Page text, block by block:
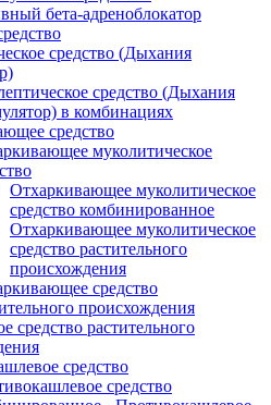
бета-адреноблокатор
средство (Дыхания
средство (Дыхания
в комбинациях
средство
муколитическое
Отхаркивающее муколитическое
средство комбинированное
Отхаркивающее муколитическое
средство растительного
происхождения
средство
происхождения
средство растительного
средство
средство